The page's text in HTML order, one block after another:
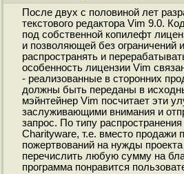
После двух с половиной лет
текстового редактора Vim 9.0.
под собственной копилефт
и позволяющей без ограничений
распространять и
особенность лицензии Vim
- реализованные в сторонних
должны быть переданы в
мэйнтейнер Vim посчитает эти
заслуживающими внимания и
запрос. По типу
Сharityware, т.е. вместо продажи
пожертвований на нужды
перечислить любую сумму на
программа понравится